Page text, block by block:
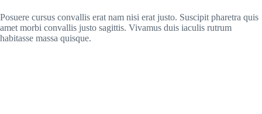
Posuere cursus convallis erat nam nisi erat justo. Suscipit pharetra quis
amet morbi convallis justo sagittis. Vivamus duis iaculis rutrum
habitasse massa quisque.